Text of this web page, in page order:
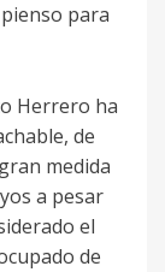
para
Herrero ha
de
medida
a pesar
el
de